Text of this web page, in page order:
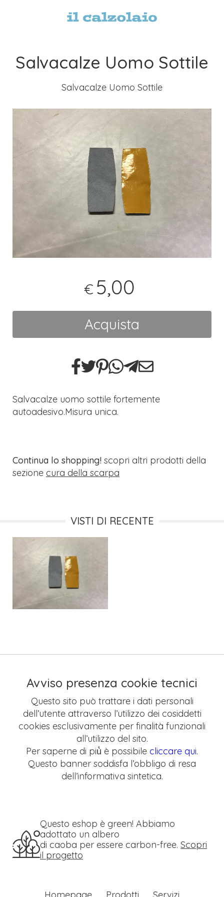
Salvacalze Uomo Sottile
Salvacalze Uomo Sottile
€ 5,00
Acquista
Salvacalze uomo sottile fortemente
autoadesivo.Misura unica.
Continua lo shopping! scopri altri prodotti della
sezione cura della scarpa
VISTI DI RECENTE
Avviso presenza cookie tecnici
Questo sito può trattare i dati personali
dell’utente attraverso l’utilizzo dei cosiddetti
cookies esclusivamente per finalità funzionali
all’utilizzo del sito.
Per saperne di più̀ è possibile cliccare qui.
Questo banner soddisfa l’obbligo di resa
dell’informativa sintetica.
Questo eshop è green! Abbiamo
adottato un albero
di caoba per essere carbon-free. Scopri
il progetto
Homepage Prodotti Servizi